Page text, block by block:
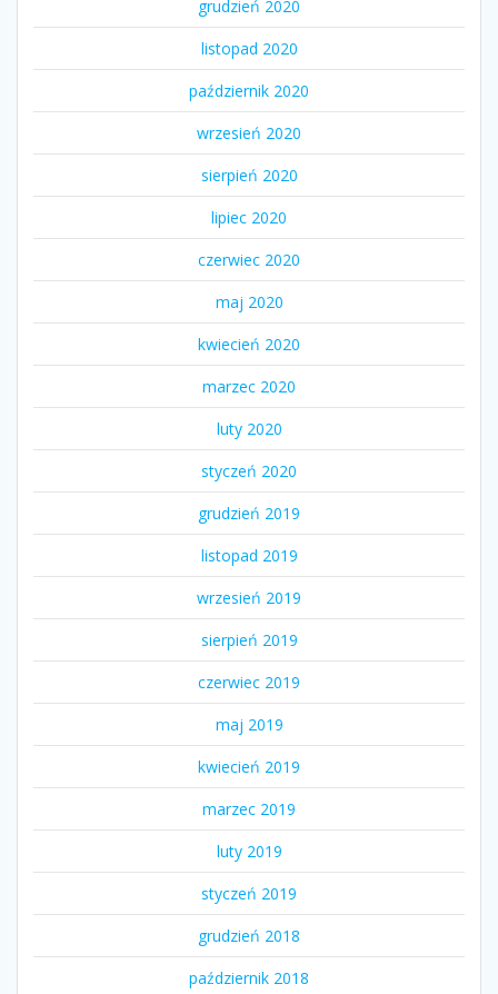
grudzień 2020
listopad 2020
październik 2020
wrzesień 2020
sierpień 2020
lipiec 2020
czerwiec 2020
maj 2020
kwiecień 2020
marzec 2020
luty 2020
styczeń 2020
grudzień 2019
listopad 2019
wrzesień 2019
sierpień 2019
czerwiec 2019
maj 2019
kwiecień 2019
marzec 2019
luty 2019
styczeń 2019
grudzień 2018
październik 2018